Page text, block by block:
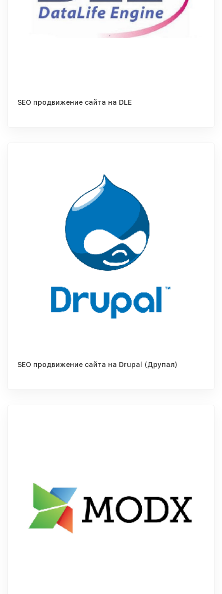
SEO продвижение сайта на DLE
SEO продвижение сайта на Drupal (Друпал)